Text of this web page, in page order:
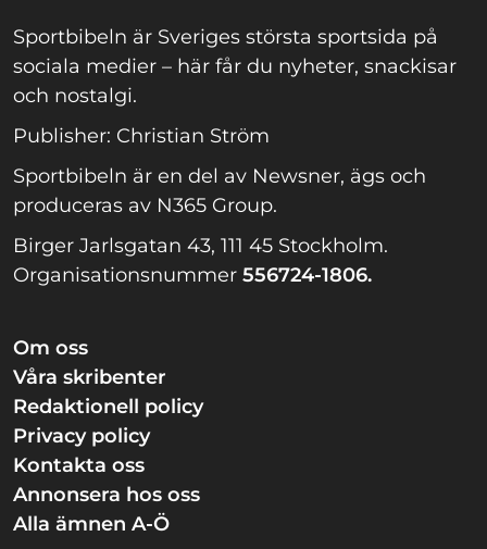
Sportbibeln är Sveriges största sportsida på
sociala medier – här får du nyheter, snackisar
och nostalgi.
Publisher: Christian Ström
Sportbibeln är en del av Newsner, ägs och
produceras av N365 Group.
Birger Jarlsgatan 43, 111 45 Stockholm.
Organisationsnummer 556724-1806.
Om oss
Våra skribenter
Redaktionell policy
Privacy policy
Kontakta oss
Annonsera hos oss
Alla ämnen A-Ö